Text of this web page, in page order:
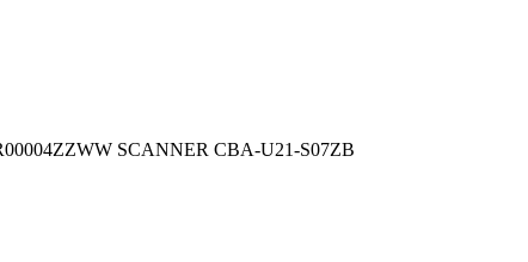
SCANNER CBA-U21-S07ZB